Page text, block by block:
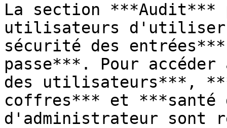
La section ***Audit***
utilisateurs d'utiliser
sécurité des
passe***. Pour
des utilisateurs***,
coffres*** et
d'administrateur sont